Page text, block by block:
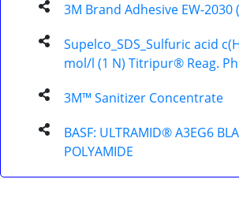
3M Brand Adhesive EW-2030
Supelco_SDS_Sulfuric acid
mol/l (1 N) Titripur® Reag. Ph
3M™ Sanitizer Concentrate
BASF: ULTRAMID® A3EG6
POLYAMIDE